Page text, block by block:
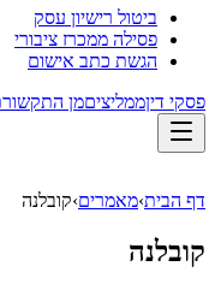
ביטול רישיון עסק
פסילה ממכרז ציבורי
הגשת כתב אישום
פסקי דיןממליציםמן
דף הבית›מאמרים›קובלנה
קובלנה